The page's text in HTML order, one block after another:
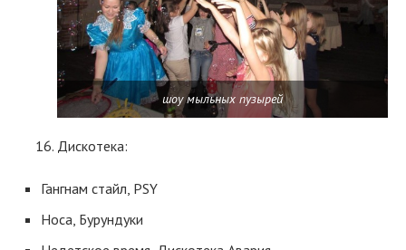
шоу мыльных пузырей
Дискотека:
Гангнам стайл, PSY
Носа, Бурундуки